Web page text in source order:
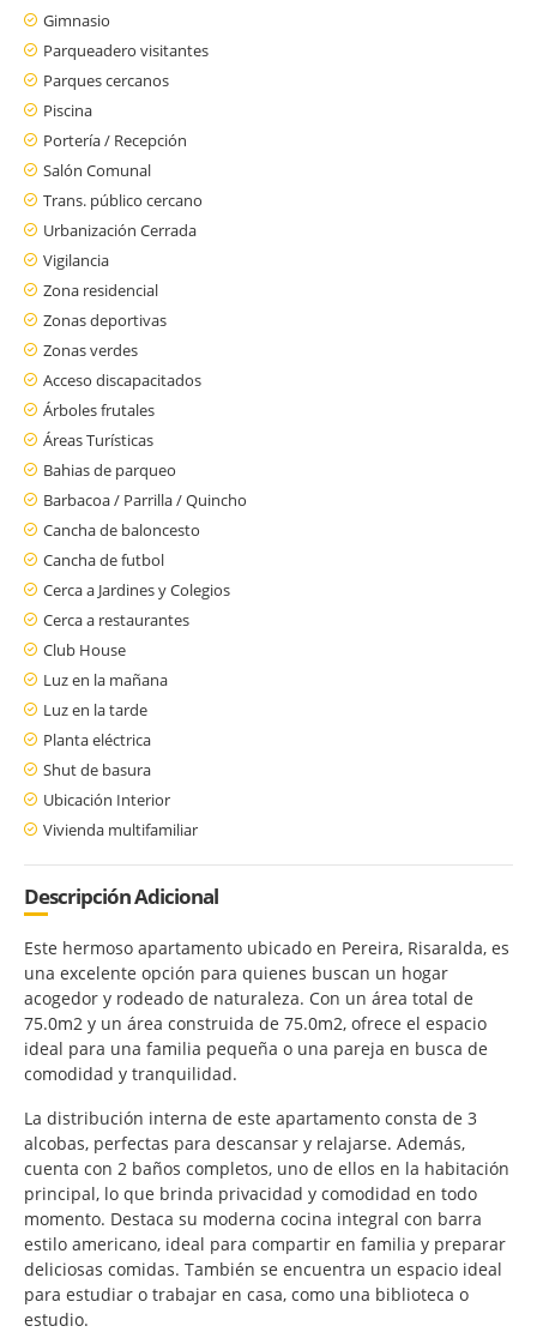
Gimnasio
Parqueadero visitantes
Parques cercanos
Piscina
Portería / Recepción
Salón Comunal
Trans. público cercano
Urbanización Cerrada
Vigilancia
Zona residencial
Zonas deportivas
Zonas verdes
Acceso discapacitados
Árboles frutales
Áreas Turísticas
Bahias de parqueo
Barbacoa / Parrilla / Quincho
Cancha de baloncesto
Cancha de futbol
Cerca a Jardines y Colegios
Cerca a restaurantes
Club House
Luz en la mañana
Luz en la tarde
Planta eléctrica
Shut de basura
Ubicación Interior
Vivienda multifamiliar
Descripción Adicional
Este hermoso apartamento ubicado en Pereira, Risaralda, es
una excelente opción para quienes buscan un hogar
acogedor y rodeado de naturaleza. Con un área total de
75.0m2 y un área construida de 75.0m2, ofrece el espacio
ideal para una familia pequeña o una pareja en busca de
comodidad y tranquilidad.
La distribución interna de este apartamento consta de 3
alcobas, perfectas para descansar y relajarse. Además,
cuenta con 2 baños completos, uno de ellos en la habitación
principal, lo que brinda privacidad y comodidad en todo
momento. Destaca su moderna cocina integral con barra
estilo americano, ideal para compartir en familia y preparar
deliciosas comidas. También se encuentra un espacio ideal
para estudiar o trabajar en casa, como una biblioteca o
estudio.